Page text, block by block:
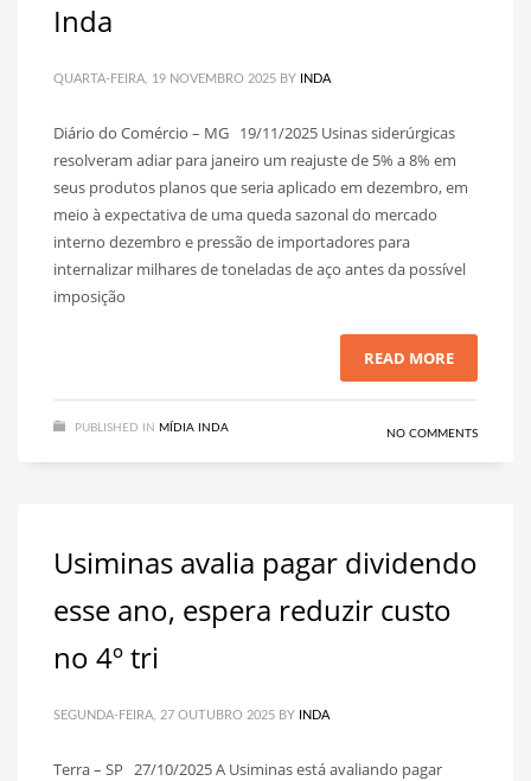
Inda
QUARTA-FEIRA, 19 NOVEMBRO 2025 BY INDA
Diário do Comércio – MG 19/11/2025 Usinas siderúrgicas
resolveram adiar para janeiro um reajuste de 5% a 8% em
seus produtos planos que seria aplicado em dezembro, em
meio à expectativa de uma queda sazonal do mercado
interno dezembro e pressão de importadores para
internalizar milhares de toneladas de aço antes da possível
imposição
READ MORE
PUBLISHED IN MÍDIA INDA NO COMMENTS
Usiminas avalia pagar dividendo
esse ano, espera reduzir custo
no 4º tri
SEGUNDA-FEIRA, 27 OUTUBRO 2025 BY INDA
Terra – SP 27/10/2025 A Usiminas está avaliando pagar